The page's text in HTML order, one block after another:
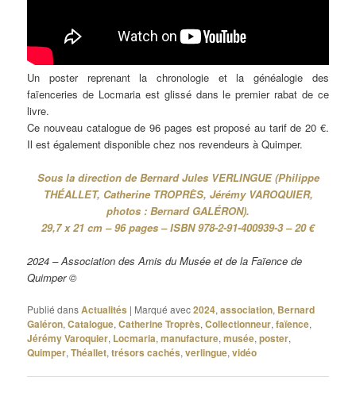
Un poster reprenant la chronologie et la généalogie des
faïenceries de Locmaria est glissé dans le premier rabat de ce
livre.
Ce nouveau catalogue de 96 pages est proposé au tarif de 20 €.
Il est également disponible chez nos revendeurs à Quimper.
Sous la direction de Bernard Jules VERLINGUE (Philippe
THÉALLET, Catherine TROPRÈS, Jérémy VAROQUIER,
photos : Bernard GALÉRON).
29,7 x 21 cm – 96 pages – ISBN 978-2-91-400939-3 – 20 €
2024 – Association des Amis du Musée et de la Faïence de
Quimper ©
Publié dansActualités | Marqué avec2024,association, Bernard
Galéron,Catalogue,Catherine Troprès,Collectionneur,faïence,
Jérémy Varoquier, Locmaria,manufacture,musée,poster,
Quimper,Théallet,trésors cachés,verlingue,vidéo